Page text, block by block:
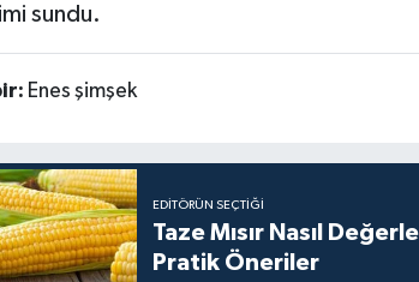
sundu.
Enes şimşek
EDITÖRÜN SEÇTIĞI
Taze Mısır Nasıl
Pratik Öneriler